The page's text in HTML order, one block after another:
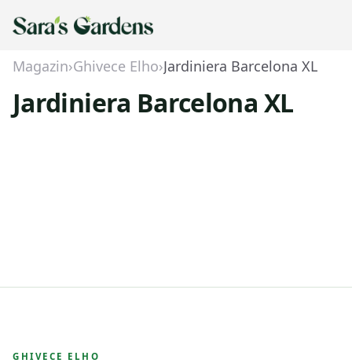
Magazin›Ghivece Elho›Jardiniera Barcelona XL
Jardiniera Barcelona XL
GHIVECE ELHO